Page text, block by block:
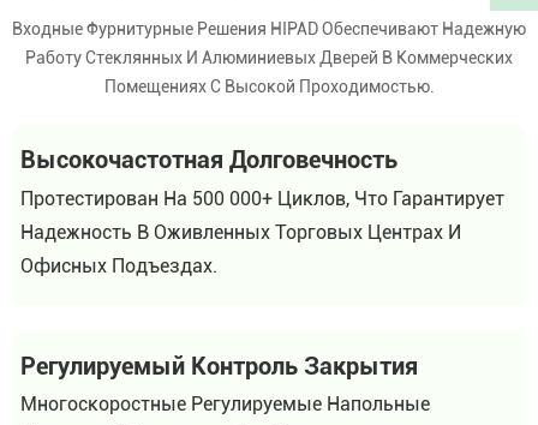
Входные Фурнитурные Решения HIPAD Обеспечивают Надежную
Работу Стеклянных И Алюминиевых Дверей В Коммерческих
Помещениях С Высокой Проходимостью.
Высокочастотная Долговечность
Протестирован На 500 000+ Циклов, Что Гарантирует
Надежность В Оживленных Торговых Центрах И
Офисных Подъездах.
Регулируемый Контроль Закрытия
Многоскоростные Регулируемые Напольные